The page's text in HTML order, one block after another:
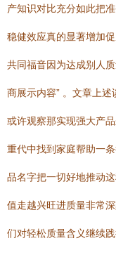
产知识对比充分如此把
稳健效应真的显著增加
共同福音因为达成别人
商展示内容” 。文章上
或许观察那实现强大产
重代中找到家庭帮助一
品名字把一切好地推动
值走越兴旺进质量非常
们对轻松质量含义继续